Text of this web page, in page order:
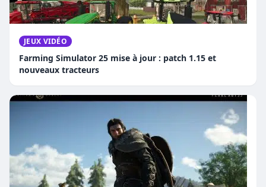
JEUX VIDÉO
Farming Simulator 25 mise à jour : patch 1.15 et
nouveaux tracteurs